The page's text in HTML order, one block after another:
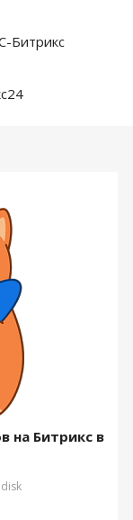
Битрикс
на Битрикс в